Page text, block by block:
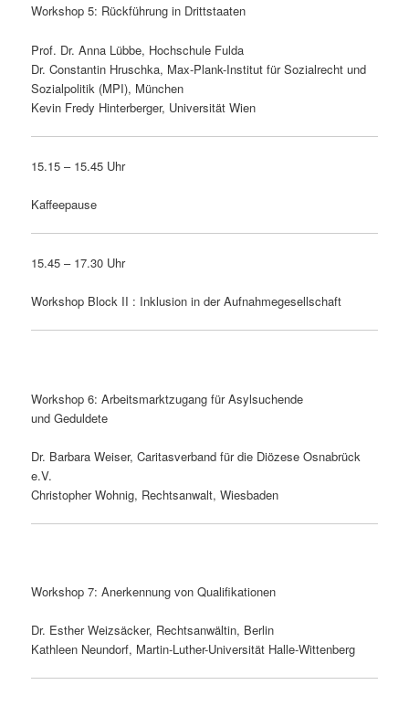
Workshop 5: Rückführung in Drittstaaten
Prof. Dr. Anna Lübbe, Hochschule Fulda
Dr. Constantin Hruschka, Max-Plank-Institut für Sozialrecht und
Sozialpolitik (MPI), München
Kevin Fredy Hinterberger, Universität Wien
15.15 – 15.45 Uhr
Kaffeepause
15.45 – 17.30 Uhr
Workshop Block II : Inklusion in der Aufnahmegesellschaft
Workshop 6: Arbeitsmarktzugang für Asylsuchende
und Geduldete
Dr. Barbara Weiser, Caritasverband für die Diözese Osnabrück
e.V.
Christopher Wohnig, Rechtsanwalt, Wiesbaden
Workshop 7: Anerkennung von Qualifikationen
Dr. Esther Weizsäcker, Rechtsanwältin, Berlin
Kathleen Neundorf, Martin-Luther-Universität Halle-Wittenberg